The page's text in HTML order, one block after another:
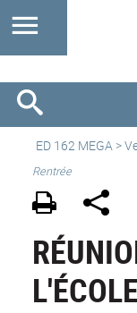
ED 162 MEGA >
Rentrée